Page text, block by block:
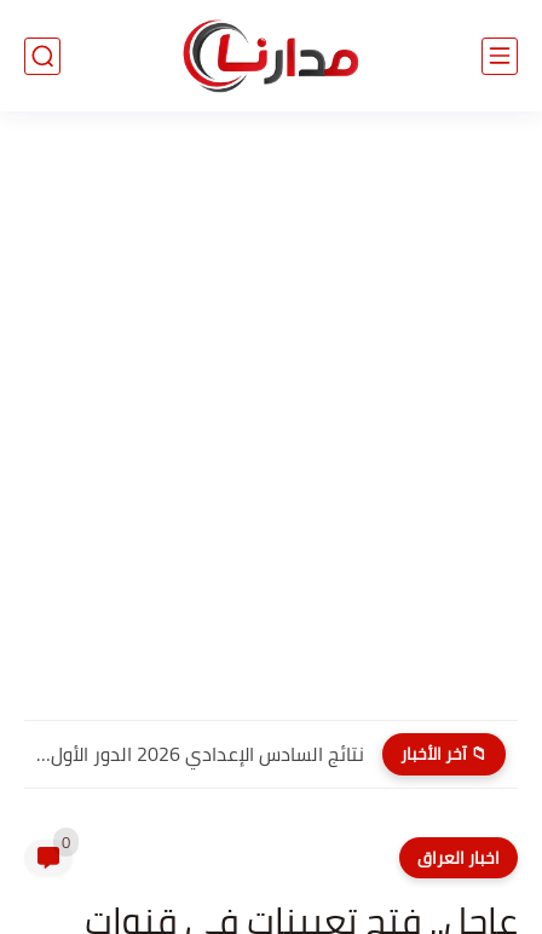
📁 آخر الأخبار نتائج السادس الإعدادي 2026 الدور الأول PDF النجف الاشرف| موقع...
اخبار العراق 0